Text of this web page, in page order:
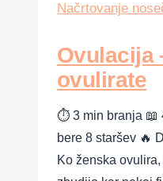
Načrtovanje
Ovulacija
ovulirate
⏱ 3 min branja 📖
bere 8 staršev 🔥
Ko ženska